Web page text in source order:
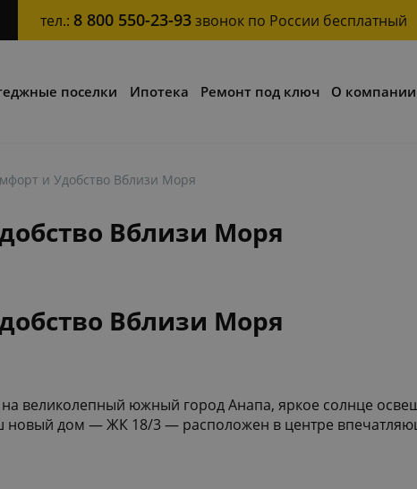
тел.: 8 800 550-23-93звонок по России бесплатный
поселки Ипотека Ремонт под ключ О компании
и Удобство Вблизи Моря
Вблизи Моря
Вблизи Моря
великолепный южный город Анапа, яркое солнце
новый дом — ЖК 18/3 — расположен в центре